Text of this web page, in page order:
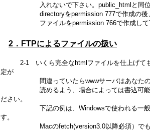
入れないで下さい。public_htmlと同位の
directoryをpermission 777で作成の後、
ファイルをpermission 766で作成して下
2．FTPによるファイルの扱い
2-1 いくら完全なhtmlファイルを仕上げても
定が
間違っていたらwwwサーバはあなたのフ
読めるよう、場合によっては書込可能な
ださい。
下記の例は、Windowsで使われる一般
す。
Macのfetch(version3.0以降必須）でもほ